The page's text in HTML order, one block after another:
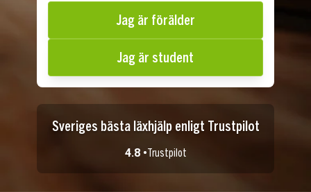
Jag är förälder
Jag är student
Sveriges bästa läxhjälp enligt Trustpilot
4.8 •Trustpilot